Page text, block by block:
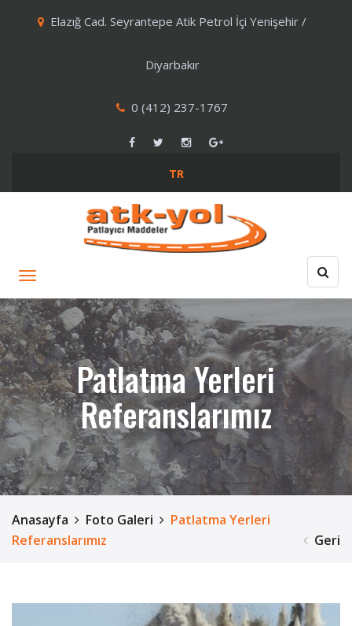
Elazığ Cad. Seyrantepe Atik Petrol İçi Yenişehir /
Diyarbakır
0 (412) 237-1767
TR
Patlatma Yerleri
Referanslarımız
Anasayfa Foto Galeri
Patlatma Yerleri
Referanslarımız
Geri